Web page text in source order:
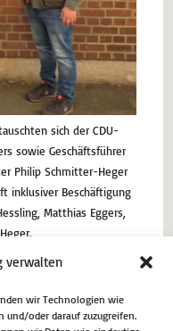
verwalten
wir Technologien wie
und/oder darauf zuzugreifen.
sich der CDU-
sowie Geschäftsführer
Philip Schmitter-Heger
inklusiver Beschäftigung
Matthias Eggers,